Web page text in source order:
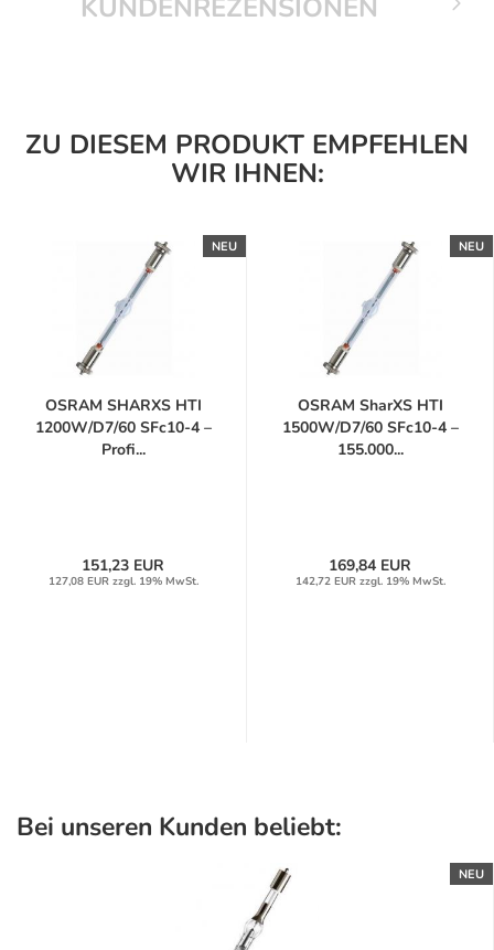
KUNDENREZENSIONEN
ZU DIESEM PRODUKT EMPFEHLEN
WIR IHNEN:
NEU
OSRAM SHARXS HTI
1200W/D7/60 SFc10-4 –
Profi...
151,23 EUR
127,08 EUR zzgl. 19% MwSt.
NEU
OSRAM SharXS HTI
1500W/D7/60 SFc10-4 –
155.000...
169,84 EUR
142,72 EUR zzgl. 19% MwSt.
Bei unseren Kunden beliebt:
NEU